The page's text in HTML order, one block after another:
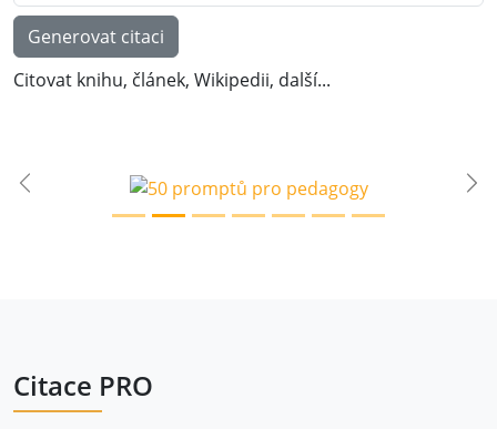
Citovat knihu, článek, Wikipedii, další...
Previous
Citace PRO